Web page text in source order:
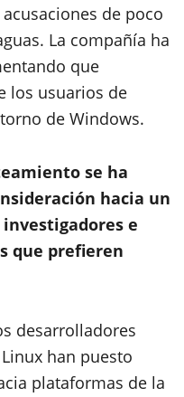
de poco
La compañía ha
que
los usuarios de
de Windows.
se ha
hacia un
e
que prefieren
desarrolladores
han puesto
plataformas de la